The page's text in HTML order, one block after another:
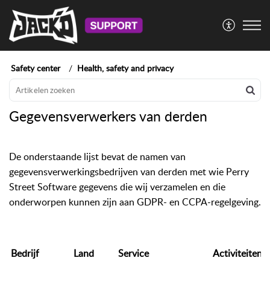
Safety center Health, safety and privacy
Gegevensverwerkers van derden
De onderstaande lijst bevat de namen van
gegevensverwerkingsbedrijven van derden met wie Perry
Street Software gegevens die wij verzamelen en die
onderworpen kunnen zijn aan GDPR- en CCPA-regelgeving.
Bedrijf Land Service Activiteiten